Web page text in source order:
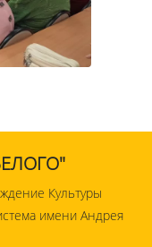
Культуры
имени Андрея